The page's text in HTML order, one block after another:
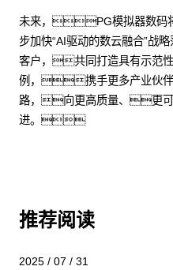
未来，PG模拟器数码
步加快“AI驱动的数云融合”
客户，共同打造具有示范
例，携手更多产业伙伴
路，向更高质量、更可
进。
推荐阅读
2025 / 07 / 31